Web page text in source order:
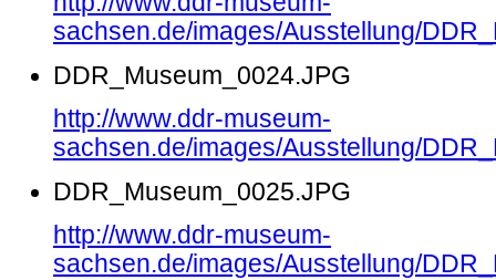
sachsen.de/images/Ausstellung/
DDR_Museum_0024.JPG
http://www.ddr-museum-
sachsen.de/images/Ausstellung/
DDR_Museum_0025.JPG
http://www.ddr-museum-
sachsen.de/images/Ausstellung/